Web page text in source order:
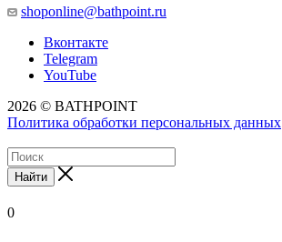
shoponline@bathpoint.ru
Вконтакте
Telegram
YouTube
2026 © BATHPOINT
Политика обработки персональных данных
Найти
0